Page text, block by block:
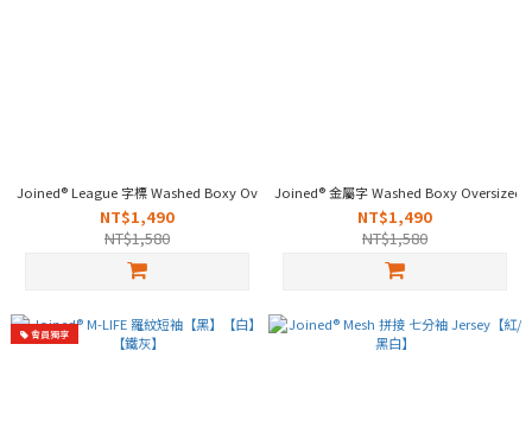
Joined® League 字標 Washed Boxy Oversized【褪藍】【炒黑】
NT$1,490
NT$1,580
Joined® 金屬字 Washed Boxy Oversized
NT$1,490
NT$1,580
會員獨享